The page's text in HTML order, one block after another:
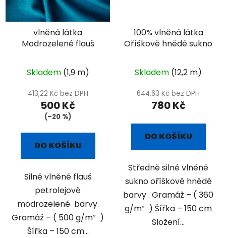
vlněná látka
Modrozelené flauš
Skladem (1,9 m)
413,22 Kč bez DPH
500 Kč
(–20 %)
DO KOŠÍKU
Silné vlněné flauš
petrolejově
modrozelené barvy.
Gramáž – ( 500 g/m² )
Šířka – 150 cm...
100% vlněná látka
Oříškově hnědé sukno
Skladem (12,2 m)
644,63 Kč bez DPH
780 Kč
DO KOŠÍKU
Středně silné vlněné
sukno oříškově hnědé
barvy . Gramáž – ( 360
g/m² ) Šířka – 150 cm
Složení...